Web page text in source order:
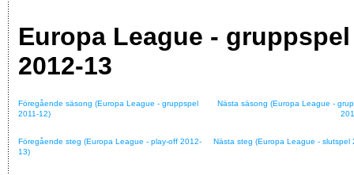
Europa League - gruppspel
2012-13
Föregående säsong (Europa League - gruppspel
2011-12)
Nästa säsong (Europa League -
Föregående steg (Europa League - play-off 2012-
13)
Nästa steg (Europa League - slutspel